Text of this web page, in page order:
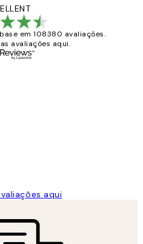
em 108380 avaliações.
avaliações aqui.
aqui